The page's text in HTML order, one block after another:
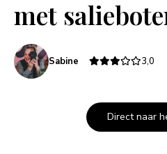
met
Sabine 3,0
Direct naar